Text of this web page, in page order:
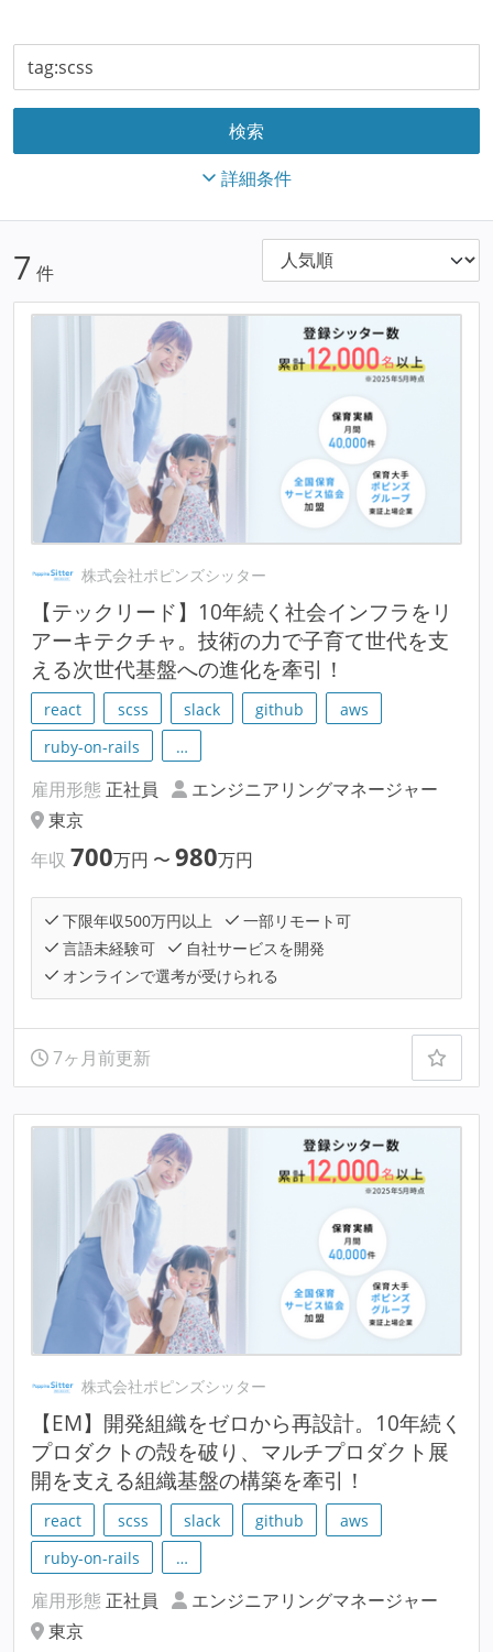
詳細条件
7 件
株式会社ポピンズシッター
【テックリード】10年続く社会インフラをリ
アーキテクチャ。技術の力で子育て世代を支
える次世代基盤への進化を牽引！
react scss slack github
aws
ruby-on-rails
…
雇用形態 正社員
エンジニアリングマネージャー
東京
年収 700万円 〜 980万円
下限年収500万円以上
一部リモート可
言語未経験可
自社サービスを開発
オンラインで選考が受けられる
7ヶ月前更新
株式会社ポピンズシッター
【EM】開発組織をゼロから再設計。10年続く
プロダクトの殻を破り、マルチプロダクト展
開を支える組織基盤の構築を牽引！
react scss slack github
aws
ruby-on-rails
…
雇用形態 正社員
エンジニアリングマネージャー
東京